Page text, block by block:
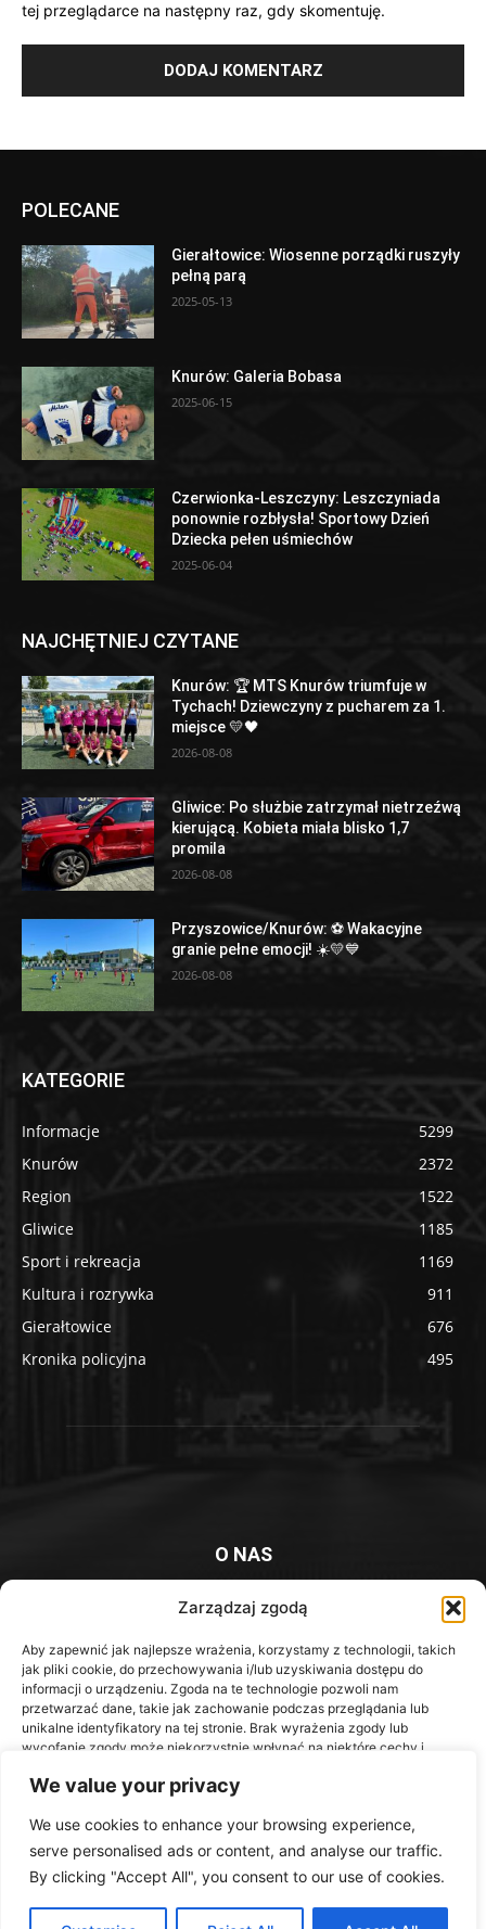
We value your privacy
We use cookies to enhance your browsing experience,
serve personalised ads or content, and analyse our traffic.
By clicking "Accept All", you consent to our use of cookies.
Zarządzaj zgodą
Aby zapewnić jak najlepsze wrażenia, korzystamy z technologii, takich
jak pliki cookie, do przechowywania i/lub uzyskiwania dostępu do
informacji o urządzeniu. Zgoda na te technologie pozwoli nam
przetwarzać dane, takie jak zachowanie podczas przeglądania lub
unikalne identyfikatory na tej stronie. Brak wyrażenia zgody lub
wycofanie zgody może niekorzystnie wpłynąć na niektóre cechy i
Akceptuję
Odmów
tej przeglądarce na następny raz, gdy skomentuję.
POLECANE
Gierałtowice: Wiosenne porządki ruszyły
pełną parą
2025-05-13
Knurów: Galeria Bobasa
2025-06-15
Czerwionka-Leszczyny: Leszczyniada
ponownie rozbłysła! Sportowy Dzień
Dziecka pełen uśmiechów
2025-06-04
NAJCHĘTNIEJ CZYTANE
Knurów: 🏆 MTS Knurów triumfuje w
Tychach! Dziewczyny z pucharem za 1.
miejsce 💛🖤
2026-08-08
Gliwice: Po służbie zatrzymał nietrzeźwą
kierującą. Kobieta miała blisko 1,7
promila
2026-08-08
Przyszowice/Knurów: ⚽️ Wakacyjne
granie pełne emocji! ☀️💛💙
2026-08-08
KATEGORIE
Informacje
5299
Knurów
2372
Region
1522
Gliwice
1185
Sport i rekreacja
1169
Kultura i rozrywka
911
Gierałtowice
676
Kronika policyjna
495
O NAS
Platforma informacyjna mieszkańców Knurowa i okolic
Kontakt z redakcją:redakcja@iknurow.pl
Media Społecznościowe
Wykonanie::Agencja Marketingowa DrPixel